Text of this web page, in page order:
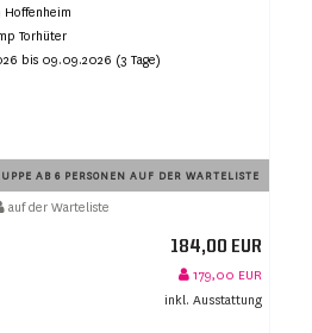
Hoffenheim
Torhüter
bis 09.09.2026 (3 Tage)
AB 6 PERSONEN AUF DER WARTELISTE
auf der Warteliste
184,00 EUR
179,00 EUR
inkl. Ausstattung